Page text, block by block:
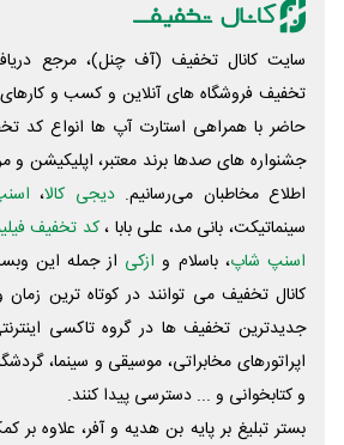
سایت کانال تخفیف (آف چنل)، مرجع
تخفیف فروشگاه های آنلاین و کسب و‌
حاضر با همراهی استارت آپ ها انواع کد
جشنواره های صدها برند معتبر، اپلیکیشن و
اطلاع مخاطبان می‌رسانیم. دیجی کالا،
سینماتیکت، بانی مد، علی‌ بابا ،کد تخفیف
اسنپ شاپ، باسلام و ازکی از جمله این
کانال تخفیف می توانند در کوتاه ترین
جدیدترین تخفیف ها در گروه تاکسی
اپراتورهای مخابراتی، موسیقی و سینما،
و کتابخوانی و ... دسترسی پیدا کنند.
بستر تبلیغ بر پایه بن هدیه و آفر، علاوه